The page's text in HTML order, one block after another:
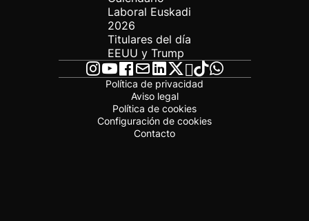
Laboral Euskadi
2026
Titulares del día
EEUU y Trump
Política de privacidad
Aviso legal
Política de cookies
Configuración de cookies
Contacto